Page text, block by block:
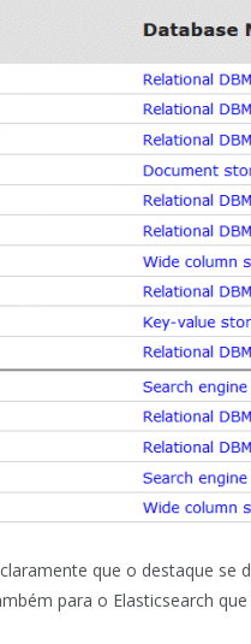
que o destaque
para o Elasticsearch